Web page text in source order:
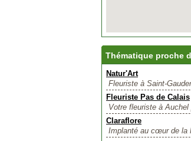
Thématique proche
Natur'Art
Fleuriste à Saint-
Fleuriste Pas de Calais
Votre fleuriste à
Claraflore
Implanté au cœur de la